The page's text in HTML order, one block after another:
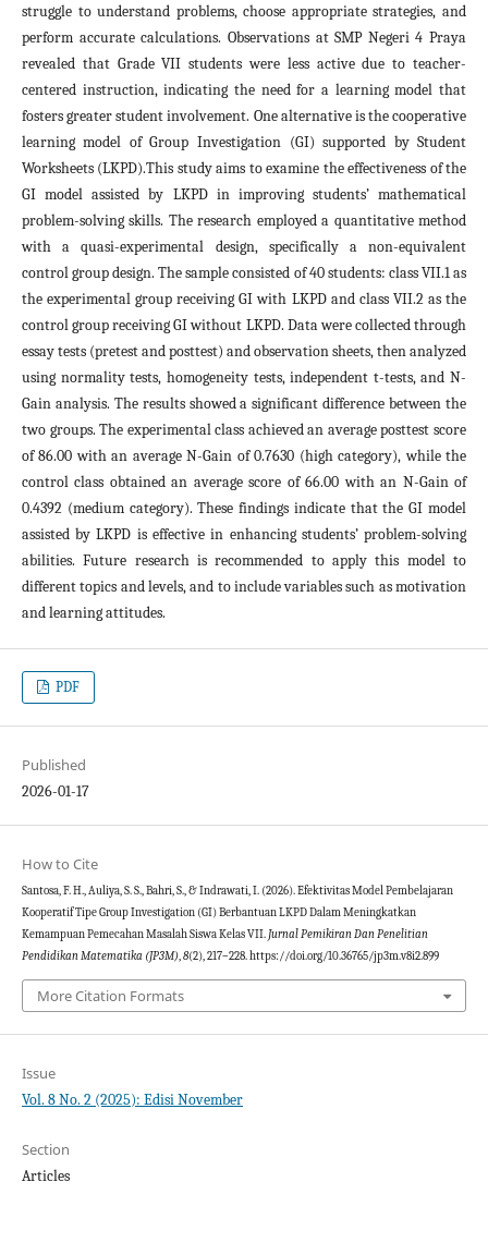
struggle to understand problems, choose appropriate strategies, and
perform accurate calculations. Observations at SMP Negeri 4 Praya
revealed that Grade VII students were less active due to teacher-
centered instruction, indicating the need for a learning model that
fosters greater student involvement. One alternative is the cooperative
learning model of Group Investigation (GI) supported by Student
Worksheets (LKPD).This study aims to examine the effectiveness of the
GI model assisted by LKPD in improving students’ mathematical
problem-solving skills. The research employed a quantitative method
with a quasi-experimental design, specifically a non-equivalent
control group design. The sample consisted of 40 students: class VII.1 as
the experimental group receiving GI with LKPD and class VII.2 as the
control group receiving GI without LKPD. Data were collected through
essay tests (pretest and posttest) and observation sheets, then analyzed
using normality tests, homogeneity tests, independent t-tests, and N-
Gain analysis. The results showed a significant difference between the
two groups. The experimental class achieved an average posttest score
of 86.00 with an average N-Gain of 0.7630 (high category), while the
control class obtained an average score of 66.00 with an N-Gain of
0.4392 (medium category). These findings indicate that the GI model
assisted by LKPD is effective in enhancing students’ problem-solving
abilities. Future research is recommended to apply this model to
different topics and levels, and to include variables such as motivation
and learning attitudes.
PDF
Published
2026-01-17
How to Cite
Santosa, F. H., Auliya, S. S., Bahri, S., & Indrawati, I. (2026). Efektivitas Model Pembelajaran
Kooperatif Tipe Group Investigation (GI) Berbantuan LKPD Dalam Meningkatkan
Kemampuan Pemecahan Masalah Siswa Kelas VII. Jurnal Pemikiran Dan Penelitian
Pendidikan Matematika (JP3M),8(2), 217–228. https://doi.org/10.36765/jp3m.v8i2.899
More Citation Formats
Issue
Vol. 8 No. 2 (2025): Edisi November
Section
Articles